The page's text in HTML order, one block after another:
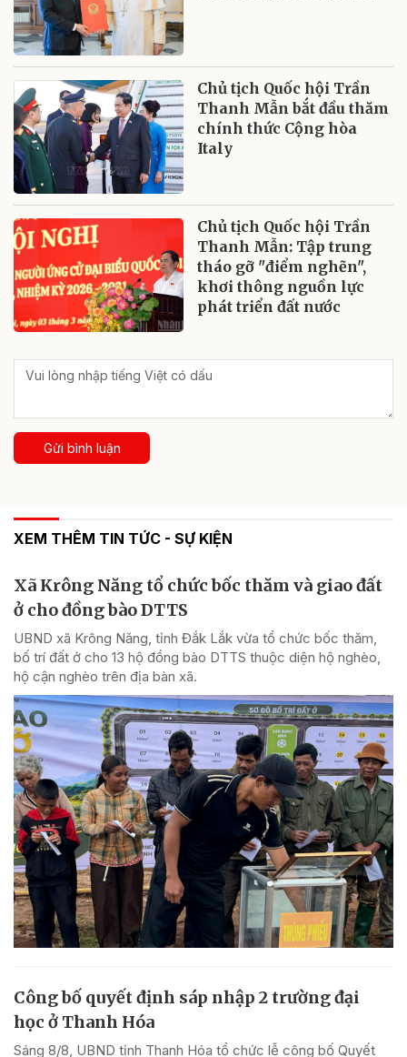
Chủ tịch Quốc hội Trần
Thanh Mẫn bắt đầu thăm
chính thức Cộng hòa
Italy
Chủ tịch Quốc hội Trần
Thanh Mẫn: Tập trung
tháo gỡ "điểm nghẽn",
khơi thông nguồn lực
phát triển đất nước
Gửi bình luận
XEM THÊM TIN TỨC - SỰ KIỆN
Xã Krông Năng tổ chức bốc thăm và giao đất
ở cho đồng bào DTTS
UBND xã Krông Năng, tỉnh Đắk Lắk vừa tổ chức bốc thăm,
bố trí đất ở cho 13 hộ đồng bào DTTS thuộc diện hộ nghèo,
hộ cận nghèo trên địa bàn xã.
Công bố quyết định sáp nhập 2 trường đại
học ở Thanh Hóa
Sáng 8/8, UBND tỉnh Thanh Hóa tổ chức lễ công bố Quyết